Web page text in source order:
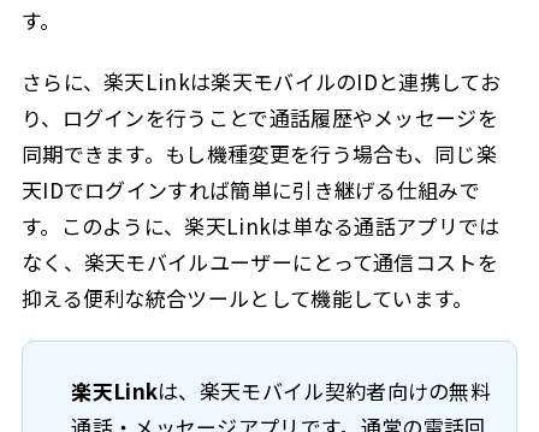
す。
さらに、楽天Linkは楽天モバイルのIDと連携してお
り、ログインを行うことで通話履歴やメッセージを
同期できます。もし機種変更を行う場合も、同じ楽
天IDでログインすれば簡単に引き継げる仕組みで
す。このように、楽天Linkは単なる通話アプリでは
なく、楽天モバイルユーザーにとって通信コストを
抑える便利な統合ツールとして機能しています。
楽天Linkは、楽天モバイル契約者向けの無料